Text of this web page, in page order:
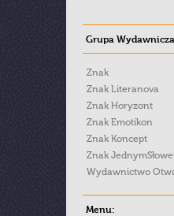
Grupa
Znak
Znak Literanova
Znak Horyzont
Znak Emotikon
Znak Koncept
Znak
Wydawnictwo
Menu: